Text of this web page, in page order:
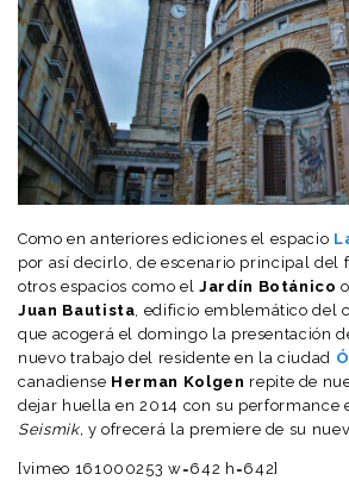
Como en anteriores ediciones el espacio
por así decirlo, de escenario principal del
otros espacios como el Jardín Botánico o
Juan Bautista , edificio emblemático del
que acogerá el domingo la presentación
nuevo trabajo del residente en la ciudad
canadiense Herman Kolgen repite de
dejar huella en 2014 con su performance
Seismik, y ofrecerá la premiere de su
[vimeo 161000253 w=642 h=642]